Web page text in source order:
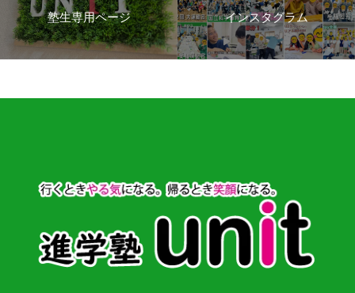
塾生専用ページ インスタグラム